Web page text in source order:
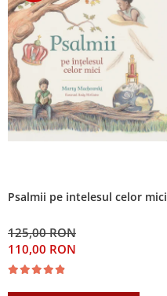
Psalmii pe intelesul celor mici
125,00 RON
110,00 RON